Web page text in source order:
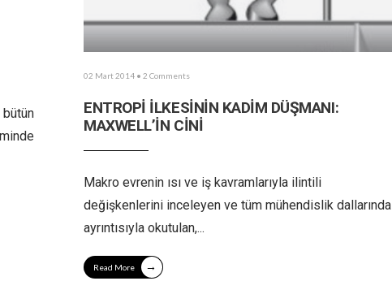
02 Mart 2014 • 2 Comments
ENTROPİ İLKESİNİN KADİM DÜŞMANI:
MAXWELL’İN CİNİ
Makro evrenin ısı ve iş kavramlarıyla ilintili
değişkenlerini inceleyen ve tüm mühendislik dallarında
ayrıntısıyla okutulan,...
Read More →